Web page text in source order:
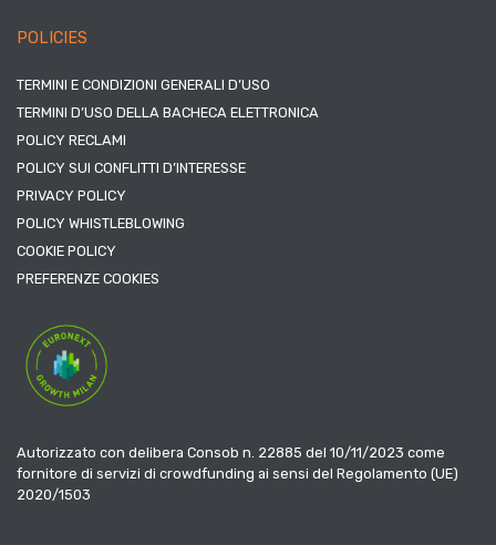
POLICIES
TERMINI E CONDIZIONI GENERALI D’USO
TERMINI D’USO DELLA BACHECA ELETTRONICA
POLICY RECLAMI
POLICY SUI CONFLITTI D’INTERESSE
PRIVACY POLICY
POLICY WHISTLEBLOWING
COOKIE POLICY
PREFERENZE COOKIES
Autorizzato con delibera Consob n. 22885 del 10/11/2023 come
fornitore di servizi di crowdfunding ai sensi del Regolamento (UE)
2020/1503